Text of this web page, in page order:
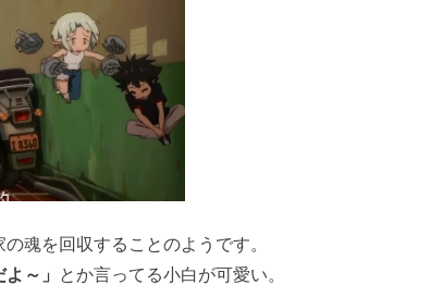
魂を回収することのようです。
～」
とか言ってる小白が可愛い。